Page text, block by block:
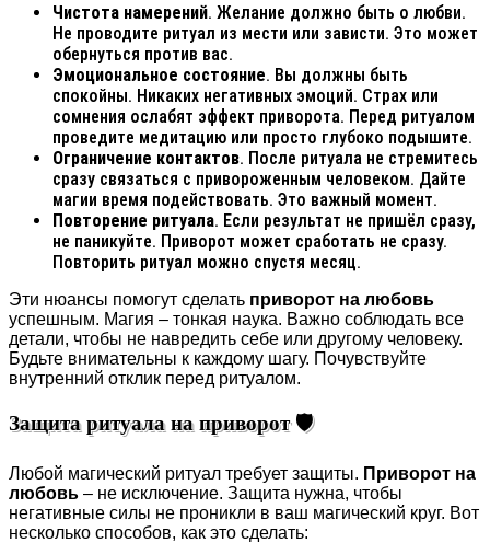
Чистота намерений. Желание должно быть о любви.
Не проводите ритуал из мести или зависти. Это может
обернуться против вас.
Эмоциональное состояние. Вы должны быть
спокойны. Никаких негативных эмоций. Страх или
сомнения ослабят эффект приворота. Перед ритуалом
проведите медитацию или просто глубоко подышите.
Ограничение контактов. После ритуала не стремитесь
сразу связаться с привороженным человеком. Дайте
магии время подействовать. Это важный момент.
Повторение ритуала. Если результат не пришёл сразу,
не паникуйте. Приворот может сработать не сразу.
Повторить ритуал можно спустя месяц.
Эти нюансы помогут сделать приворот на любовь
успешным. Магия – тонкая наука. Важно соблюдать все
детали, чтобы не навредить себе или другому человеку.
Будьте внимательны к каждому шагу. Почувствуйте
внутренний отклик перед ритуалом.
Защита ритуала на приворот 🛡️
Любой магический ритуал требует защиты. Приворот на
любовь – не исключение. Защита нужна, чтобы
негативные силы не проникли в ваш магический круг. Вот
несколько способов, как это сделать: